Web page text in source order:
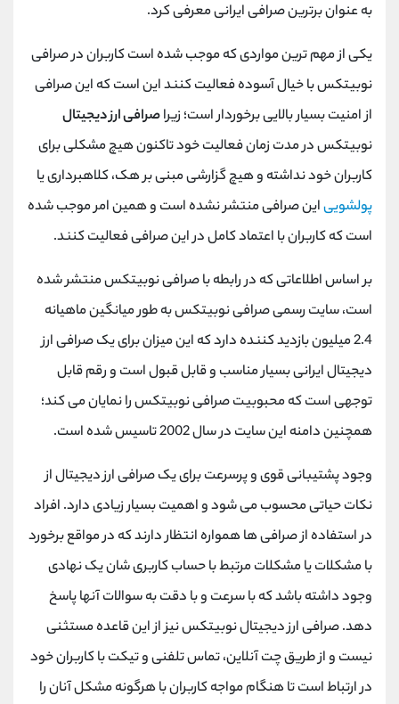
به عنوان برترین صرافی ایرانی معرفی کرد.
یکی از مهم ترین مواردی که موجب شده است کاربران در صرافی
نوبیتکس با خیال آسوده فعالیت کنند این است که این صرافی
از امنیت بسیار بالایی برخوردار است؛ زیراصرافی ارز دیجیتال
نوبیتکس در مدت زمان فعالیت خود تاکنون هیچ مشکلی برای
کاربران خود نداشته و هیچ گزارشی مبنی بر هک، کلاهبرداری یا
پولشوییاین صرافی منتشر نشده است و همین امر موجب شده
است که کاربران با اعتماد کامل در این صرافی فعالیت کنند.
بر اساس اطلاعاتی که در رابطه با صرافی نوبیتکس منتشر شده
است، سایت رسمی صرافی نوبیتکس به طور میانگین ماهیانه
2.4 میلیون بازدید کننده دارد که این میزان برای یک صرافی ارز
دیجیتال ایرانی بسیار مناسب و قابل قبول است و رقم قابل
توجهی است که محبوبیت صرافی نوبیتکس را نمایان می کند؛
همچنین دامنه این سایت در سال 2002 تاسیس شده است.
وجود پشتیبانی قوی و پرسرعت برای یک صرافی ارز دیجیتال از
نکات حیاتی محسوب می شود و اهمیت بسیار زیادی دارد. افراد
در استفاده از صرافی ها همواره انتظار دارند که در مواقع برخورد
با مشکلات یا مشکلات مرتبط با حساب کاربری ‌شان یک نهادی
وجود داشته باشد که با سرعت و با دقت به سوالات آنها پاسخ
دهد. صرافی ارز دیجیتال نوبیتکس نیز از این قاعده مستثنی
نیست و از طریق چت آنلاین، تماس تلفنی و تیکت با کاربران خود
در ارتباط است تا هنگام مواجه کاربران با هرگونه مشکل آنان را